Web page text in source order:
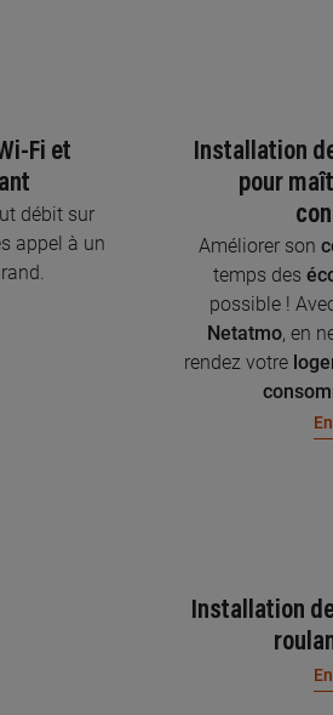
Fi et
débit sur
appel à un
Installation
pour
Améliorer son
temps des
possible !
Netatmo, en
rendez votre
Installation